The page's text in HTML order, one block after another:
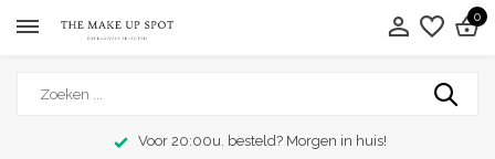
0
Voor 20:00u. besteld? Morgen in huis!